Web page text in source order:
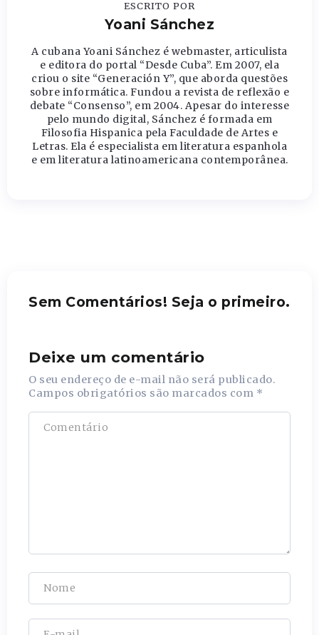
ESCRITO POR
Yoani Sánchez
A cubana Yoani Sánchez é webmaster, articulista
e editora do portal “Desde Cuba”. Em 2007, ela
criou o site “Generación Y”, que aborda questões
sobre informática. Fundou a revista de reflexão e
debate “Consenso”, em 2004. Apesar do interesse
pelo mundo digital, Sánchez é formada em
Filosofia Hispanica pela Faculdade de Artes e
Letras. Ela é especialista em literatura espanhola
e em literatura latinoamericana contemporânea.
Sem Comentários! Seja o primeiro.
Deixe um comentário
O seu endereço de e-mail não será publicado.
Campos obrigatórios são marcados com *